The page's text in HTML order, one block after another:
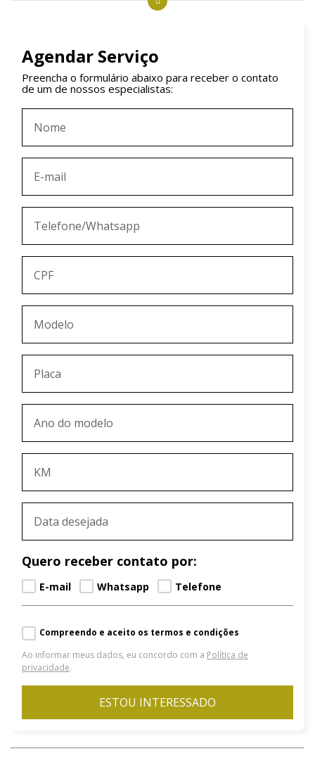
Agendar Serviço
Preencha o formulário abaixo para receber o contato
de um de nossos especialistas:
Quero receber contato por:
E-mail Whatsapp Telefone
Compreendo e aceito os termos e condições
Ao informar meus dados, eu concordo com a Política de
privacidade.
ESTOU INTERESSADO